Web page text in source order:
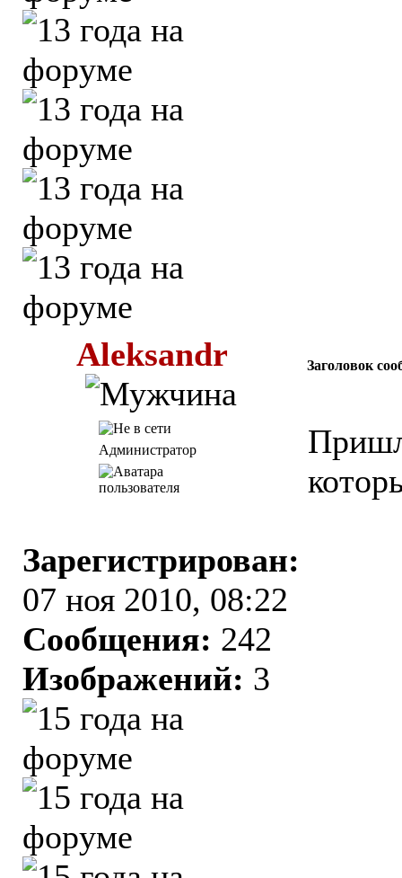
Aleksandr Заголовок
Администратор
Зарегистрирован:
07 ноя 2010, 08:22
Сообщения: 242
Изображений: 3